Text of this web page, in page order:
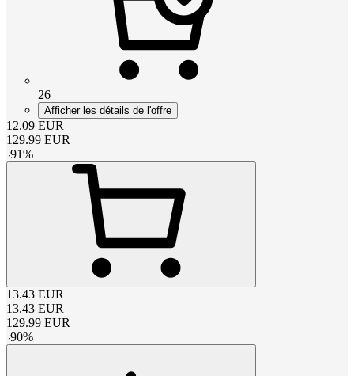
26
Afficher les détails de l'offre
12.09 EUR
129.99 EUR
-91%
13.43 EUR
13.43 EUR
129.99 EUR
-90%